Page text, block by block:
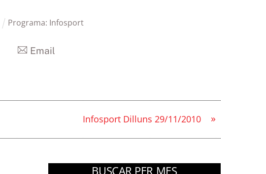
Programa: Infosport
Email
»
Infosport Dilluns 29/11/2010